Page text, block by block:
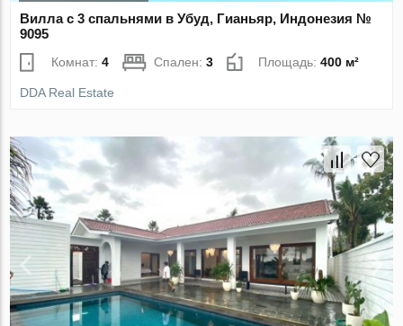
Вилла с 3 спальнями в Убуд, Гианьяр, Индонезия №
9095
Комнат:4 Спален:3 Площадь:400 м²
DDA Real Estate